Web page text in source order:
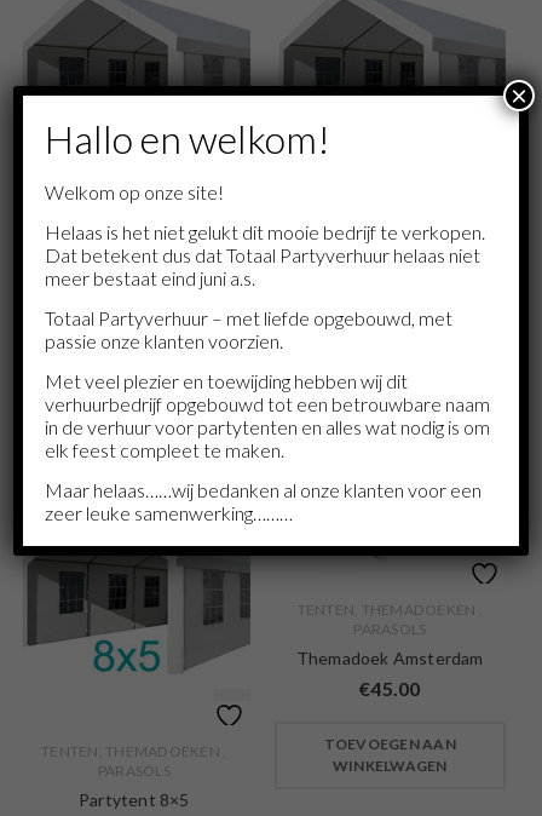
TENTEN, THEMADOEKEN ,
PARASOLS
Partytent 6×4
€70.00 – €155.00
TENTEN, THEMADOEKEN ,
PARASOLS
€75.00 – €165.00
TENTEN, THEMADOEKEN ,
PARASOLS
Partytent 8×5
TENTEN, THEMADOEKEN ,
PARASOLS
Themadoek Amsterdam
€45.00
TOEVOEGEN AAN
WINKELWAGEN
Hallo en welkom!
Welkom op onze site!
Helaas is het niet gelukt dit mooie bedrijf te verkopen.
Dat betekent dus dat Totaal Partyverhuur helaas niet
meer bestaat eind juni a.s.
Totaal Partyverhuur – met liefde opgebouwd, met
passie onze klanten voorzien.
Met veel plezier en toewijding hebben wij dit
verhuurbedrijf opgebouwd tot een betrouwbare naam
in de verhuur voor partytenten en alles wat nodig is om
elk feest compleet te maken.
Maar helaas……wij bedanken al onze klanten voor een
zeer leuke samenwerking………
×